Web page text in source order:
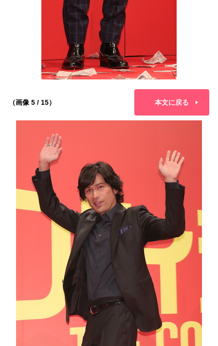
（画像 5 / 15） 本文に戻る